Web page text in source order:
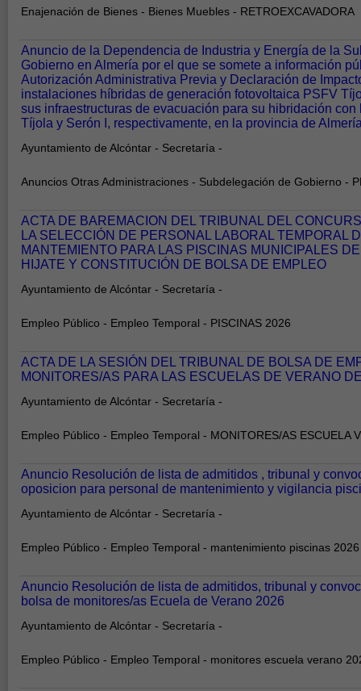
Enajenación de Bienes - Bienes Muebles - RETROEXCAVADORA
Anuncio de la Dependencia de Industria y Energía de la
Gobierno en Almería por el que se somete a información
Autorización Administrativa Previa y Declaración de
instalaciones híbridas de generación fotovoltaica PSFV
sus infraestructuras de evacuación para su hibridación
Tíjola y Serón I, respectivamente, en la provincia de
Ayuntamiento de Alcóntar - Secretaría -
Anuncios Otras Administraciones - Subdelegación de Gobierno -
ACTA DE BAREMACION DEL TRIBUNAL DEL
LA SELECCIÓN DE PERSONAL LABORAL TEMPORAL
MANTEMIENTO PARA LAS PISCINAS MUNICIPALES
HIJATE Y CONSTITUCIÓN DE BOLSA DE EMPLEO
Ayuntamiento de Alcóntar - Secretaría -
Empleo Público - Empleo Temporal - PISCINAS 2026
ACTA DE LA SESIÓN DEL TRIBUNAL DE BOLSA DE
MONITORES/AS PARA LAS ESCUELAS DE VERANO
Ayuntamiento de Alcóntar - Secretaría -
Empleo Público - Empleo Temporal - MONITORES/AS ESCUELA
Anuncio Resolución de lista de admitidos , tribunal y
oposicion para personal de mantenimiento y vigilancia
Ayuntamiento de Alcóntar - Secretaría -
Empleo Público - Empleo Temporal - mantenimiento piscinas 2026
Anuncio Resolución de lista de admitidos, tribunal y
bolsa de monitores/as Ecuela de Verano 2026
Ayuntamiento de Alcóntar - Secretaría -
Empleo Público - Empleo Temporal - monitores escuela verano